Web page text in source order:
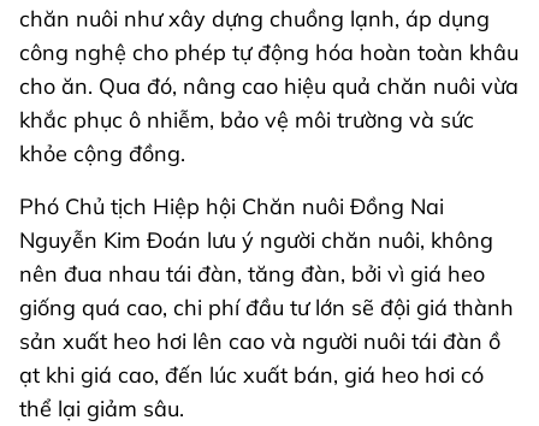
chăn nuôi như xây dựng chuồng lạnh, áp dụng
công nghệ cho phép tự động hóa hoàn toàn khâu
cho ăn. Qua đó, nâng cao hiệu quả chăn nuôi vừa
khắc phục ô nhiễm, bảo vệ môi trường và sức
khỏe cộng đồng.
Phó Chủ tịch Hiệp hội Chăn nuôi Đồng Nai
Nguyễn Kim Đoán lưu ý người chăn nuôi, không
nên đua nhau tái đàn, tăng đàn, bởi vì giá heo
giống quá cao, chi phí đầu tư lớn sẽ đội giá thành
sản xuất heo hơi lên cao và người nuôi tái đàn ồ
ạt khi giá cao, đến lúc xuất bán, giá heo hơi có
thể lại giảm sâu.